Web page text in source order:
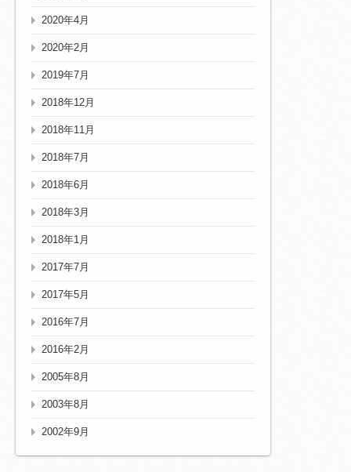
2020年4月
2020年2月
2019年7月
2018年12月
2018年11月
2018年7月
2018年6月
2018年3月
2018年1月
2017年7月
2017年5月
2016年7月
2016年2月
2005年8月
2003年8月
2002年9月